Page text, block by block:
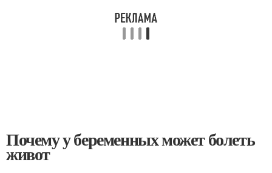
Почему у беременных может болеть
живот